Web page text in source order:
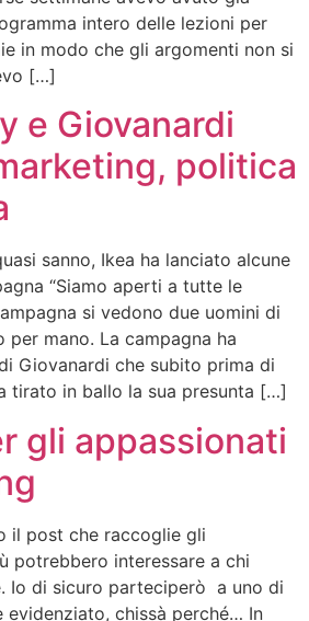
intero delle lezioni per
in modo che gli argomenti non si
[…]
e Giovanardi
politica
sanno, Ikea ha lanciato alcune
“Siamo aperti a tutte le
si vedono due uomini di
per mano. La campagna ha
Giovanardi che subito prima di
tirato in ballo la sua presunta […]
gli appassionati
il post che raccoglie gli
potrebbero interessare a chi
Io di sicuro parteciperò a uno di
evidenziato, chissà perché… In